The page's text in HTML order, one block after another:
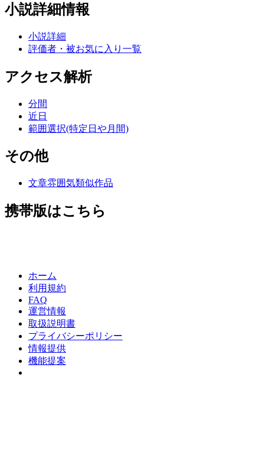
小説詳細情報
小説詳細
評価者・被お気に入り一覧
アクセス解析
分間
近日
範囲選択(特定日や月間)
その他
文章雰囲気類似作品
携帯版はこちら
ホーム
利用規約
FAQ
運営情報
取扱説明書
プライバシーポリシー
情報提供
機能提案